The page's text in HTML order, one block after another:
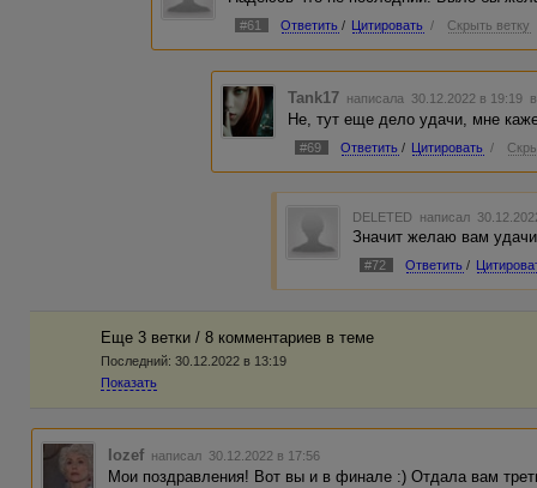
#61 Ответить / Цитировать / Скрыть ветку
Tank17 написала 30.12.2022 в 19:19
Не, тут еще дело удачи, мне
#69 Ответить / Цитировать /
DELETED написал
Значит желаю вам
#72 Ответить /
Еще 3 ветки / 8 комментариев в темe
Последний: 30.12.2022 в 13:19
Показать
Iozef написал 30.12.2022 в 17:56
Мои поздравления! Вот вы и в финале :) Отдала вам